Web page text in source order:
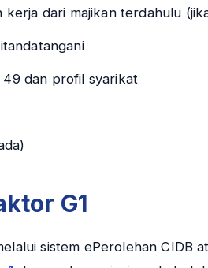
dari majikan terdahulu
dan profil syarikat
G1
sistem ePerolehan CIDB